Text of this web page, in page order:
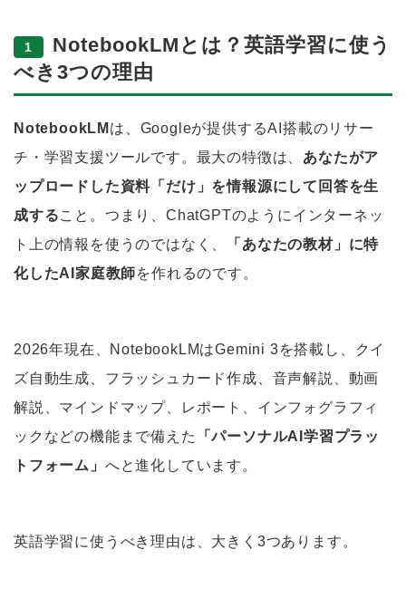
1
NotebookLMとは？英語学習に使う
べき3つの理由
NotebookLM は、Googleが提供するAI搭載のリサー
チ・学習支援ツールです。最大の特徴は、 あなたがア
ップロードした資料「だけ」を情報源にして回答を生
成すること。つまり、ChatGPTのようにインターネッ
ト上の情報を使うのではなく、
「あなたの教材」に特
化したAI家庭教師を作れるのです。
2026年現在、NotebookLMはGemini 3を搭載し、クイ
ズ自動生成、フラッシュカード作成、音声解説、動画
解説、マインドマップ、レポート、インフォグラフィ
ックなどの機能まで備えた
「パーソナルAI学習プラッ
トフォーム」 へと進化しています。
英語学習に使うべき理由は、大きく3つあります。